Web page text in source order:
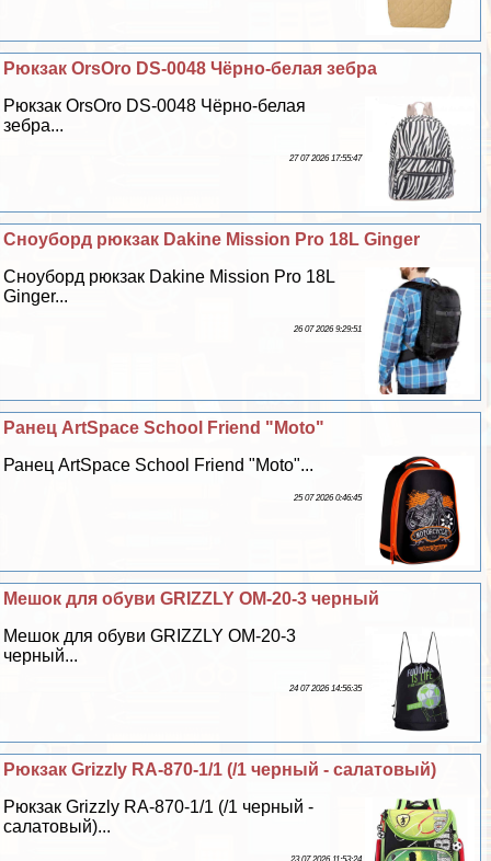
Рюкзак OrsOro DS-0048 Чёрно-белая зебра
Рюкзак OrsOro DS-0048 Чёрно-белая
зебра...
27 07 2026 17:55:47
Сноуборд рюкзак Dakine Mission Pro 18L Ginger
Сноуборд рюкзак Dakine Mission Pro 18L
Ginger...
26 07 2026 9:29:51
Ранец ArtSpace School Friend "Moto"
Ранец ArtSpace School Friend "Moto"...
25 07 2026 0:46:45
Мешок для обуви GRIZZLY OM-20-3 черный
Мешок для обуви GRIZZLY OM-20-3
черный...
24 07 2026 14:56:35
Рюкзак Grizzly RA-870-1/1 (/1 черный - салатовый)
Рюкзак Grizzly RA-870-1/1 (/1 черный -
салатовый)...